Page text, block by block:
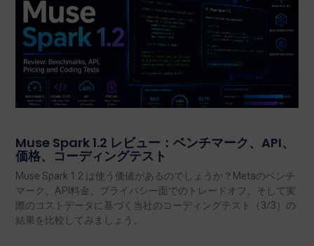
Muse Spark 1.2 レビュー：ベンチマーク、API、
価格、コーディングテスト
Muse Spark 1.2 は使う価値があるのでしょうか？Metaのベンチ
マーク、API料金、プライバシー面でのトレードオフ、そして実
際のコストデータに基づく当社のコーディングテスト（3/3）の
結果を比較してみましょう。.